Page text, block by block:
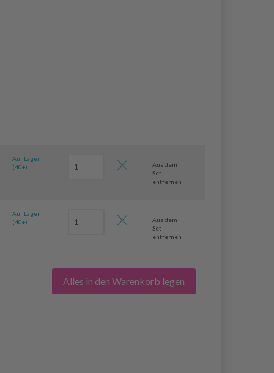
Auf Lager
(40+)
Aus dem
Set
entfernen
Auf Lager
(40+)
Aus dem
Set
entfernen
Alles in den Warenkorb legen